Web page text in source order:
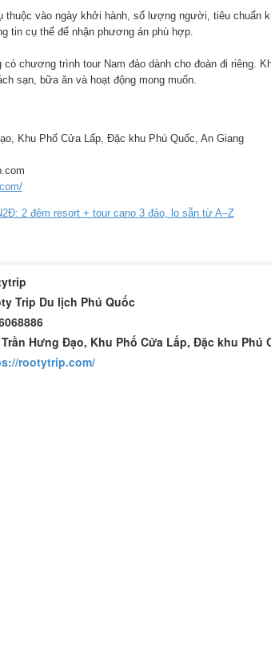
thuộc vào ngày khởi hành, số lượng người, tiêu chuẩn
tin cụ thể để nhận phương án phù hợp.
chương trình tour Nam đảo dành cho đoàn đi riêng.
sạn, bữa ăn và hoạt động mong muốn.
Khu Phố Cửa Lấp, Đặc khu Phú Quốc, An Giang
2 đêm resort + tour cano 3 đảo, lo sẵn từ A–Z
Trip Du lịch Phú Quốc
Trần Hưng Đạo, Khu Phố Cửa Lấp, Đặc khu Phú
rootytrip.com/